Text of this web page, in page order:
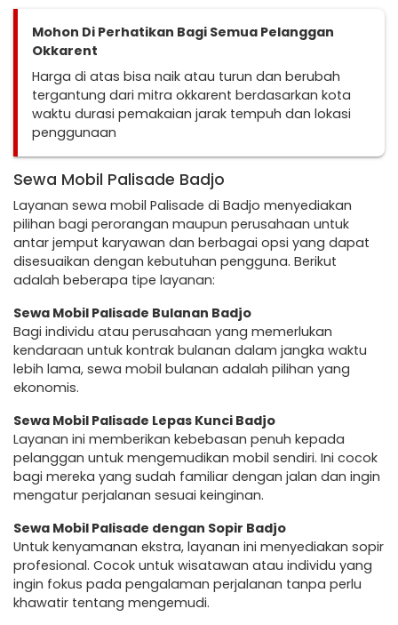
Mohon Di Perhatikan Bagi Semua Pelanggan
Okkarent
Harga di atas bisa naik atau turun dan berubah
tergantung dari mitra okkarent berdasarkan kota
waktu durasi pemakaian jarak tempuh dan lokasi
penggunaan
Sewa Mobil Palisade Badjo
Layanan sewa mobil Palisade di Badjo menyediakan
pilihan bagi perorangan maupun perusahaan untuk
antar jemput karyawan dan berbagai opsi yang dapat
disesuaikan dengan kebutuhan pengguna. Berikut
adalah beberapa tipe layanan:
Sewa Mobil Palisade Bulanan Badjo
Bagi individu atau perusahaan yang memerlukan
kendaraan untuk kontrak bulanan dalam jangka waktu
lebih lama, sewa mobil bulanan adalah pilihan yang
ekonomis.
Sewa Mobil Palisade Lepas Kunci Badjo
Layanan ini memberikan kebebasan penuh kepada
pelanggan untuk mengemudikan mobil sendiri. Ini cocok
bagi mereka yang sudah familiar dengan jalan dan ingin
mengatur perjalanan sesuai keinginan.
Sewa Mobil Palisade dengan Sopir Badjo
Untuk kenyamanan ekstra, layanan ini menyediakan sopir
profesional. Cocok untuk wisatawan atau individu yang
ingin fokus pada pengalaman perjalanan tanpa perlu
khawatir tentang mengemudi.